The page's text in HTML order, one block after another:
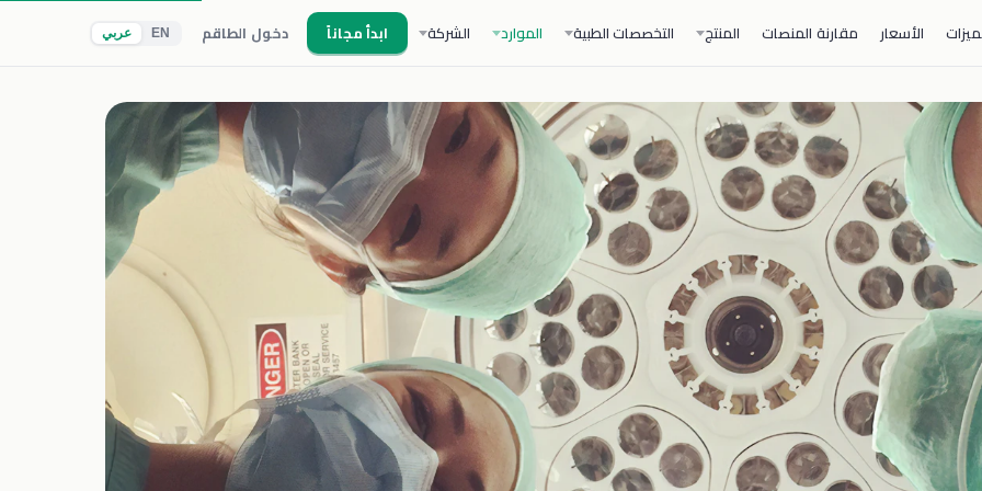
الأسعار مقارنة المنصات المنتج التخصصات الطبية الموارد الشركة EN عربي دخول الطاقم ابدأ مجاناً